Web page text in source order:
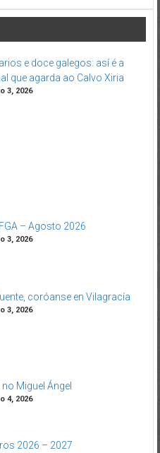
e doce galegos: así é a
que agarda ao Calvo Xiria
3, 2026
– Agosto 2026
3, 2026
coróanse en Vilagracía
3, 2026
Miguel Ángel
4, 2026
2026 – 2027